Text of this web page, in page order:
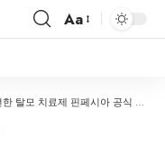
Aa
제 핀페시아 공식 직구몰의 신뢰성과 효과